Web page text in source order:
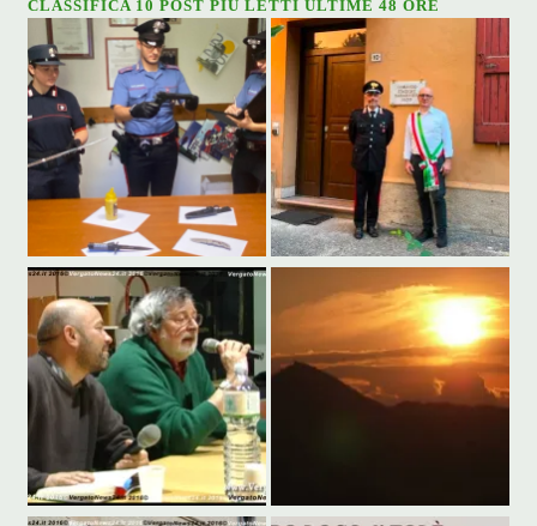
CLASSIFICA 10 POST PIÙ LETTI ULTIME 48 ORE